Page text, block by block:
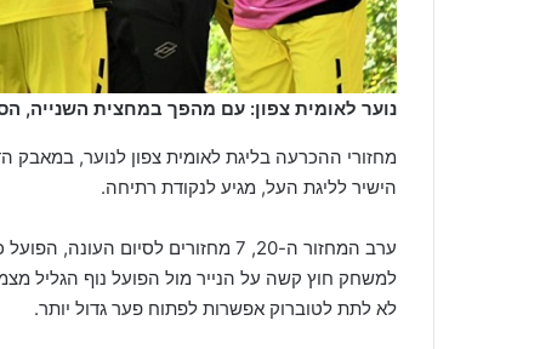
נוער לאומית צפון: עם מהפך במחצית השנייה,
מחזורי ההכרעה בליגת לאומית צפון לנוער, במאבק
הישיר לליגת העל, מגיע לנקודת רתיחה.
למשחק חוץ קשה על הנייר מול הפועל נוף הגליל
לא לתת לטוברוק אפשרות לפתוח פער גדול יותר.